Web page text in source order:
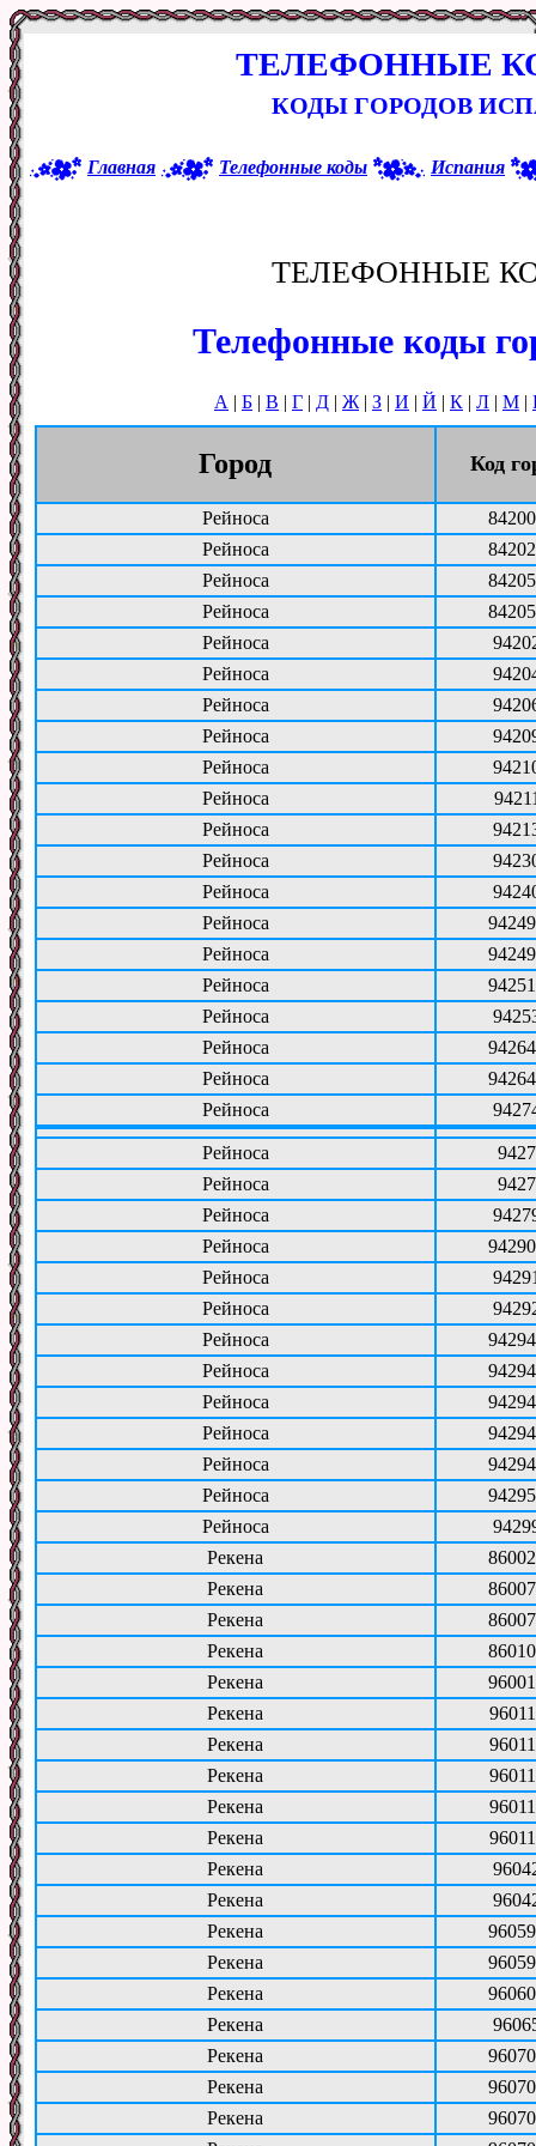
ТЕЛЕФОННЫЕ
КОДЫ ГОРОДОВ
Главная Телефонные коды Испания
ТЕЛЕФОННЫЕ
Телефонные коды
А | Б | В | Г | Д | Ж | З | И | Й | К | Л | М |
Город Код
Рейноса
Рейноса
Рейноса
Рейноса
Рейноса
Рейноса
Рейноса
Рейноса
Рейноса
Рейноса
Рейноса
Рейноса
Рейноса
Рейноса
Рейноса
Рейноса
Рейноса
Рейноса
Рейноса
Рейноса
Рейноса
Рейноса
Рейноса
Рейноса
Рейноса
Рейноса
Рейноса
Рейноса
Рейноса
Рейноса
Рейноса
Рейноса
Рейноса
Рекена
Рекена
Рекена
Рекена
Рекена
Рекена
Рекена
Рекена
Рекена
Рекена
Рекена
Рекена
Рекена
Рекена
Рекена
Рекена
Рекена
Рекена
Рекена